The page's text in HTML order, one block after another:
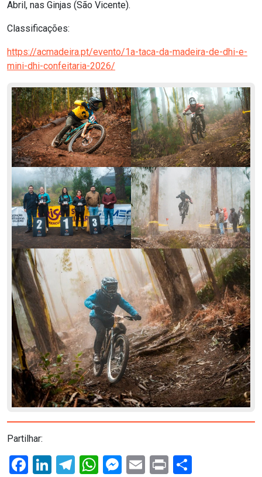
Abril, nas Ginjas (São Vicente).
Classificações:
https://acmadeira.pt/evento/1a-taca-da-madeira-de-dhi-e-
mini-dhi-confeitaria-2026/
Partilhar:
Facebook
LinkedIn
Telegram
WhatsApp
Messenger
EmailPrint